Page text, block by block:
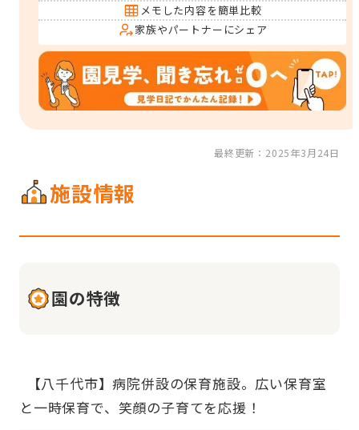
メモした内容を簡単比較
家族やパートナーにシェア
最終更新：2025年3月24日
施設情報
園の特徴